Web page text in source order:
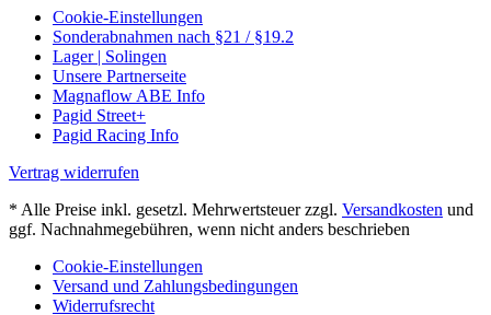
Cookie-Einstellungen
Sonderabnahmen nach §21 / §19.2
Lager | Solingen
Unsere Partnerseite
Magnaflow ABE Info
Pagid Street+
Pagid Racing Info
Vertrag widerrufen
* Alle Preise inkl. gesetzl. Mehrwertsteuer zzgl. Versandkosten und
ggf. Nachnahmegebühren, wenn nicht anders beschrieben
Cookie-Einstellungen
Versand und Zahlungsbedingungen
Widerrufsrecht